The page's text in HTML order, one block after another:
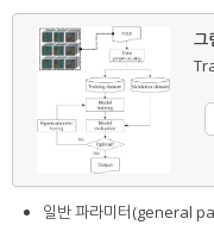
그
일반 파라미터(general